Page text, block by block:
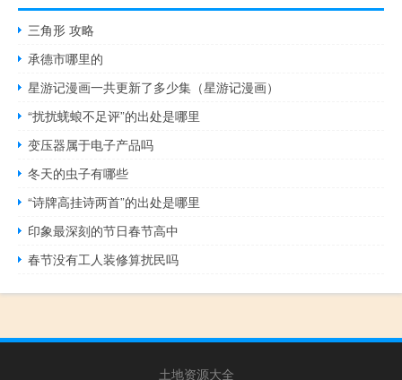
三角形 攻略
承德市哪里的
星游记漫画一共更新了多少集（星游记漫画）
“扰扰蜣蜋不足评”的出处是哪里
变压器属于电子产品吗
冬天的虫子有哪些
“诗牌高挂诗两首”的出处是哪里
印象最深刻的节日春节高中
春节没有工人装修算扰民吗
土地资源大全